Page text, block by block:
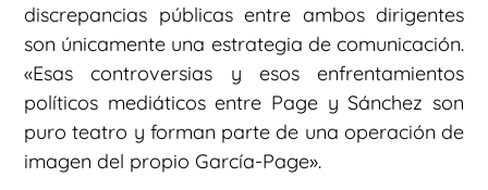
discrepancias públicas entre ambos dirigentes
son únicamente una estrategia de comunicación.
«Esas controversias y esos enfrentamientos
políticos mediáticos entre Page y Sánchez son
puro teatro y forman parte de una operación de
imagen del propio García-Page».